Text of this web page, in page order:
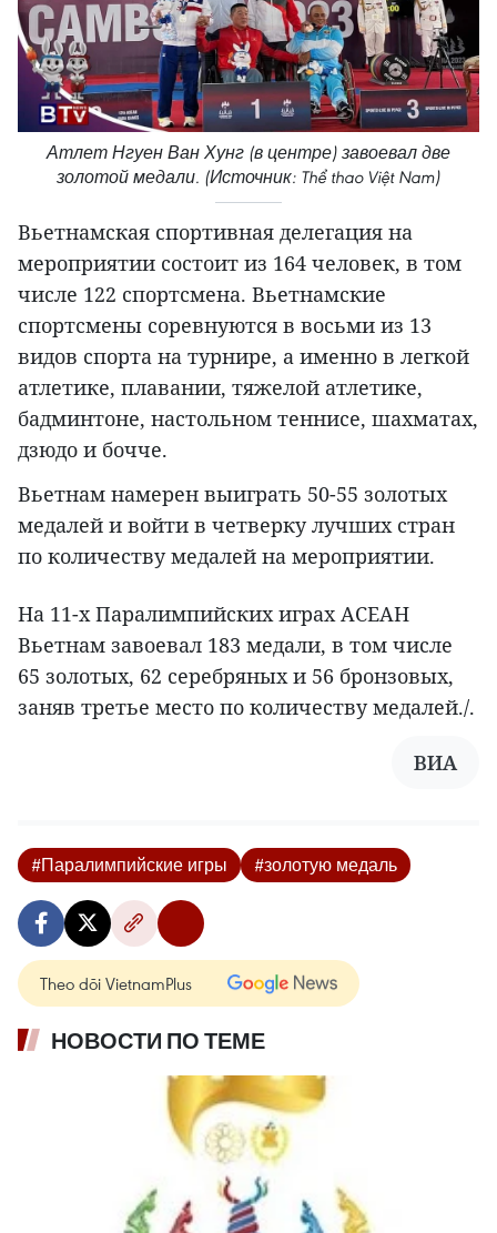
Атлет Нгуен Ван Хунг (в центре) завоевал две
золотой медали. (Источник: Thể thao Việt Nam)
Вьетнамская спортивная делегация на
мероприятии состоит из 164 человек, в том
числе 122 спортсмена. Вьетнамские
спортсмены соревнуются в восьми из 13
видов спорта на турнире, а именно в легкой
атлетике, плавании, тяжелой атлетике,
бадминтоне, настольном теннисе, шахматах,
дзюдо и бочче.
Вьетнам намерен выиграть 50-55 золотых
медалей и войти в четверку лучших стран
по количеству медалей на мероприятии.
На 11-х Паралимпийских играх АСЕАН
Вьетнам завоевал 183 медали, в том числе
65 золотых, 62 серебряных и 56 бронзовых,
заняв третье место по количеству медалей./.
ВИА
#Паралимпийские игры #золотую медаль
Theo dõi VietnamPlus
НОВОСТИ ПО ТЕМЕ